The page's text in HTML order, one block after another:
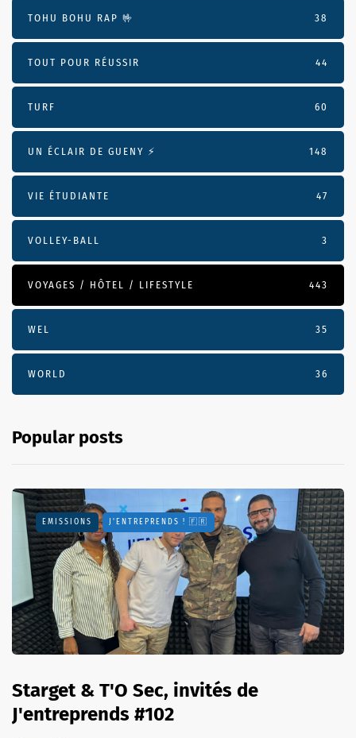
TOHU BOHU RAP 🤟 38
TOUT POUR RÉUSSIR 44
TURF 60
UN ÉCLAIR DE GUENY ⚡️ 148
VIE ÉTUDIANTE 47
VOLLEY-BALL 3
VOYAGES / HÔTEL / LIFESTYLE 443
WEL 35
WORLD 36
Popular posts
EMISSIONS J'ENTREPRENDS ! 🇫🇷
Starget & T'O Sec, invités de
J'entreprends #102